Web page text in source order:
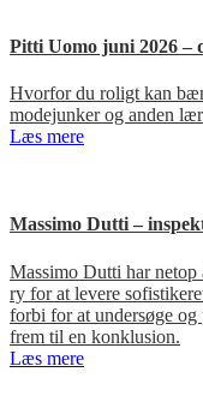
Pitti Uomo juni 2026 –
Hvorfor du roligt kan
modejunker og anden
Læs mere
Massimo Dutti –
Massimo Dutti har
ry for at levere
forbi for at undersøge og
frem til en konklusion.
Læs mere